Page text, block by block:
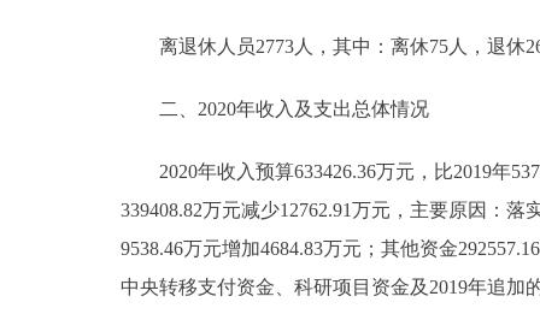
离退休人员2773人，其中：离休75人，退休
二、2020年收入及支出总体情况
2020年收入预算633426.36万元，比2019年
339408.82万元减少12762.91万元，主要原因：
9538.46万元增加4684.83万元；其他资金
中央转移支付资金、科研项目资金及2019年追